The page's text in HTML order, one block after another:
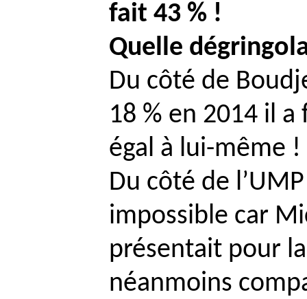
fait 43 % !
Quelle
Du côté de
18 % en 2014 il a
égal à lui-même !
Du côté de
impossible car
présentait pour
néanmoins